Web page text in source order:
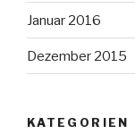
Januar 2016
Dezember 2015
KATEGORIEN